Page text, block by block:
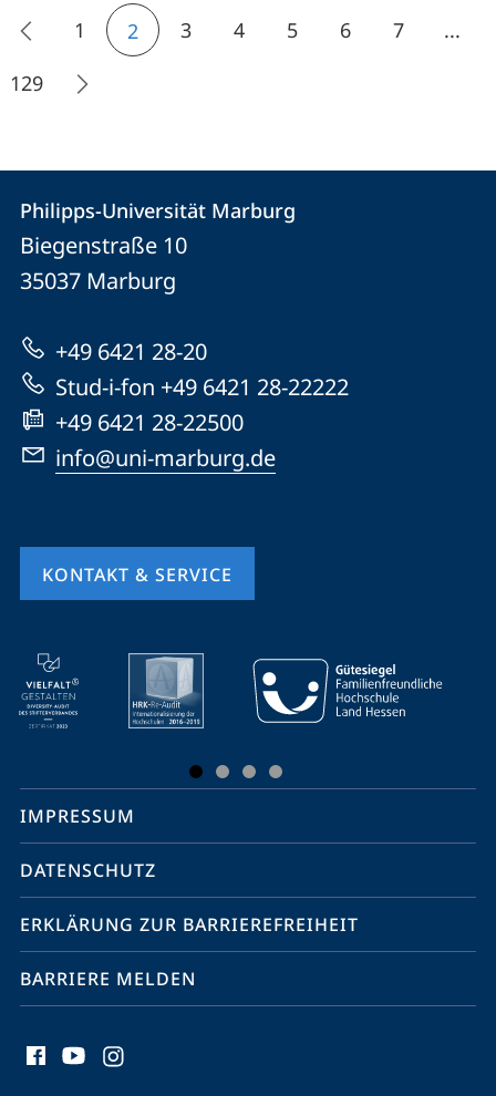
1 2 3 4 5 6 7
...
129
Kontakt
und
Informationen
zur
Website
Kontaktinformationen
Philipps-
Universität
Marburg
Philipps-Universität Marburg
Biegenstraße 10
35037 Marburg
+49 6421 28-20
Stud-i-fon +49 6421 28-22222
+49 6421 28-22500
info@uni-marburg.de
KONTAKT & SERVICE
Mobile-
Service-
Navigation
Social
Media
Kontakte
IMPRESSUM
DATENSCHUTZ
ERKLÄRUNG ZUR BARRIEREFREIHEIT
BARRIERE MELDEN